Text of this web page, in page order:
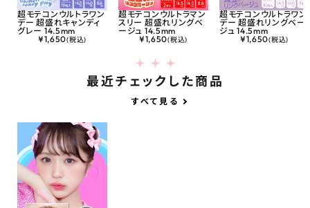
超モテコンウルトラワン
デー 超盛れキャンディ
グレー 14.5mm
¥1,650(税込)
超モテコンウルトラマン
スリー 超盛れリングベ
ージュ 14.5mm
¥1,650(税込)
超モテコンウルトラワン
デー 超盛れリングベー
ジュ 14.5mm
¥1,650(税込)
最近チェックした商品
すべて見る